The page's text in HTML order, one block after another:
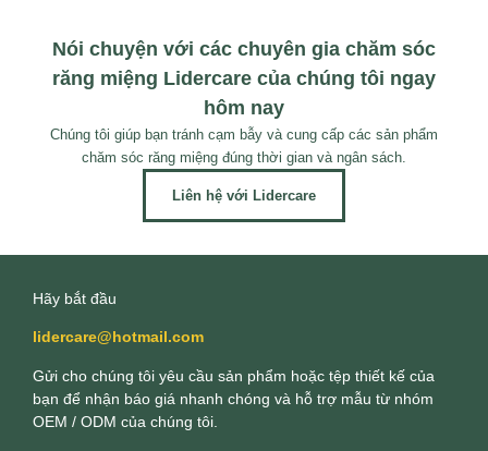
Nói chuyện với các chuyên gia chăm sóc
răng miệng Lidercare của chúng tôi ngay
hôm nay
Chúng tôi giúp bạn tránh cạm bẫy và cung cấp các sản phẩm
chăm sóc răng miệng đúng thời gian và ngân sách.
Liên hệ với Lidercare
Hãy bắt đầu
lidercare@hotmail.com
Gửi cho chúng tôi yêu cầu sản phẩm hoặc tệp thiết kế của
bạn để nhận báo giá nhanh chóng và hỗ trợ mẫu từ nhóm
OEM / ODM của chúng tôi.